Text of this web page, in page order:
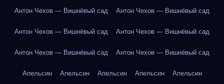
Антон Чехов — Вишнёвый сад Антон Чехов — Вишнёвый сад
Антон Чехов — Вишнёвый сад Антон Чехов — Вишнёвый сад
Антон Чехов — Вишнёвый сад Антон Чехов — Вишнёвый сад
Апельсин Апельсин Апельсин Апельсин Апельсин